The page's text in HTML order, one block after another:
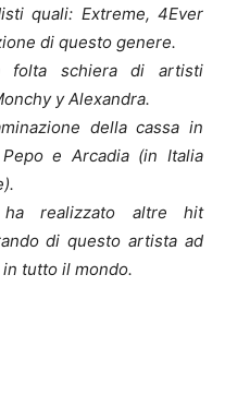
quali: Extreme, 4Ever
di questo genere.
folta schiera di artisti
y Alexandra.
della cassa in
e Arcadia (in Italia
realizzato altre hit
di questo artista ad
tutto il mondo.